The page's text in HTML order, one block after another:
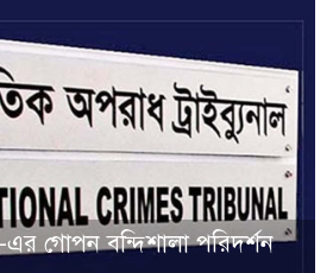
গোপন বন্দিশালা পরিদর্শন